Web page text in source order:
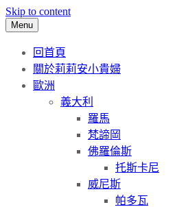
Skip to content
Menu
回首頁
關於莉莉安小貴婦
歐洲
義大利
羅馬
梵諦岡
佛羅倫斯
托斯卡尼
威尼斯
帕多瓦